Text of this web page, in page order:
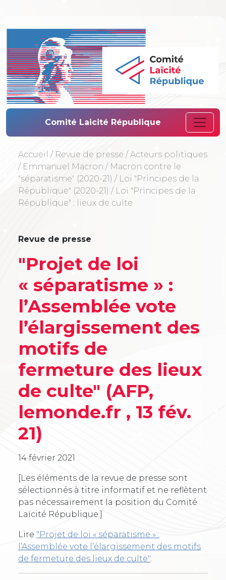
Comité Laïcité
Comité Laicité République
Accueil / Revue de presse / Acteurs politiques
/ Emmanuel Macron / Macron contre le
"séparatisme" (2020-21) / Loi "Principes de la
République" (2020-21) / Loi "Principes de la
République" : lieux de culte
Revue de presse
"Projet de loi
« séparatisme » :
l’Assemblée vote
l’élargissement des
motifs de
fermeture des lieux
de culte" (AFP,
lemonde.fr , 13 fév.
21)
14 février 2021
[Les éléments de la revue de presse sont
sélectionnés à titre informatif et ne reflètent
pas nécessairement la position du Comité
Laïcité République.]
Lire "Projet de loi « séparatisme » :
l’Assemblée vote l’élargissement des motifs
de fermeture des lieux de culte"